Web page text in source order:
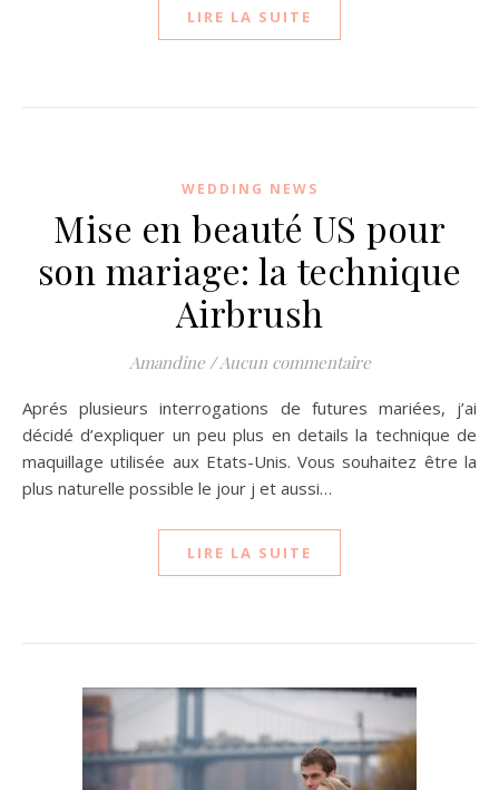
LIRE LA SUITE
WEDDING NEWS
Mise en beauté US pour
son mariage: la technique
Airbrush
Amandine /Aucun commentaire
Aprés plusieurs interrogations de futures mariées, j’ai
décidé d’expliquer un peu plus en details la technique de
maquillage utilisée aux Etats-Unis. Vous souhaitez être la
plus naturelle possible le jour j et aussi…
LIRE LA SUITE